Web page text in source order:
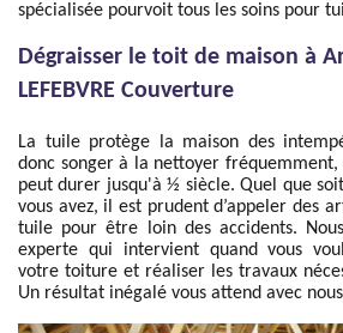
spécialisée pourvoit tous les soins pour
Dégraisser le toit de maison à
LEFEBVRE Couverture
La tuile protège la maison des
donc songer à la nettoyer
peut durer jusqu'à ½ siècle. Quel que
vous avez, il est prudent d’appeler des
tuile pour être loin des accidents.
experte qui intervient quand vous
votre toiture et réaliser les travaux
Un résultat inégalé vous attend avec